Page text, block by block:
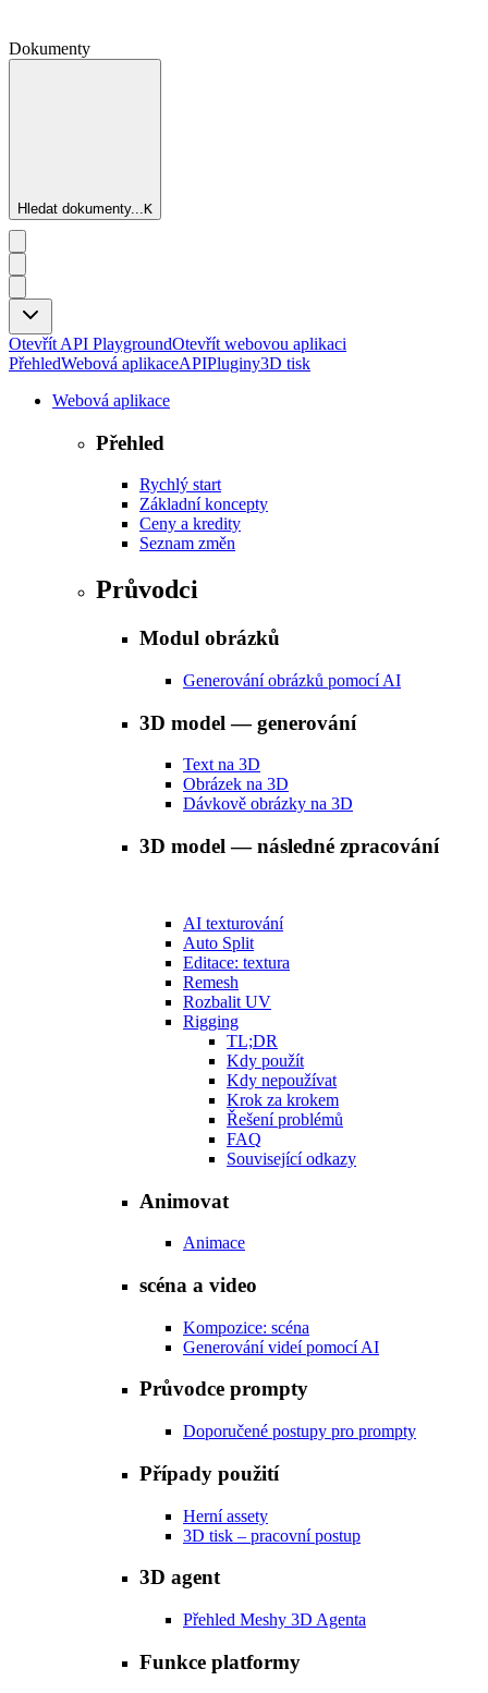
Dokumenty
Hledat dokumenty...K
Otevřít API PlaygroundOtevřít webovou aplikaci
PřehledWebová aplikaceAPIPluginy3D tisk
Webová aplikace
Přehled
Rychlý start
Základní koncepty
Ceny a kredity
Seznam změn
Průvodci
Modul obrázků
Generování obrázků pomocí AI
3D model — generování
Text na 3D
Obrázek na 3D
Dávkově obrázky na 3D
3D model — následné zpracování
AI texturování
Auto Split
Editace: textura
Remesh
Rozbalit UV
Rigging
TL;DR
Kdy použít
Kdy nepoužívat
Krok za krokem
Řešení problémů
FAQ
Související odkazy
Animovat
Animace
scéna a video
Kompozice: scéna
Generování videí pomocí AI
Průvodce prompty
Doporučené postupy pro prompty
Případy použití
Herní assety
3D tisk – pracovní postup
3D agent
Přehled Meshy 3D Agenta
Funkce platformy